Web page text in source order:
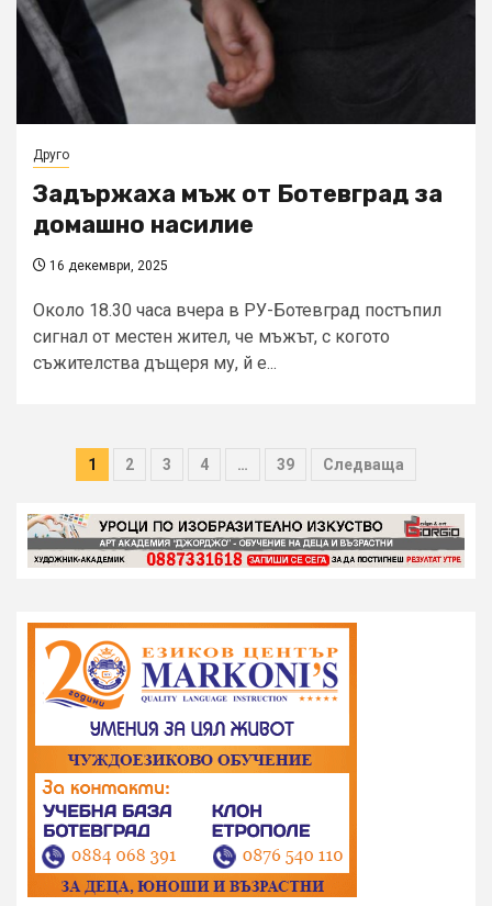
Друго
Задържаха мъж от Ботевград за
домашно насилие
16 декември, 2025
Около 18.30 часа вчера в РУ-Ботевград постъпил
сигнал от местен жител, че мъжът, с когото
съжителства дъщеря му, й е...
Разделяне
публикациите
на
1 2 3 4 … 39 Следваща